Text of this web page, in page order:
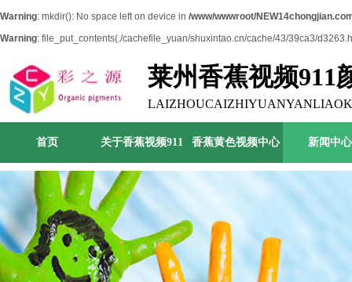
Warning: mkdir(): No space left on device in /www/wwwroot/
Warning: file_put_contents(./cachefile_yuan/shuxintao.cn/cache/43/39ca3/
莱州香蕉视频911
司
首页 关于香蕉视频911 香蕉黄色视频中心 新闻中心